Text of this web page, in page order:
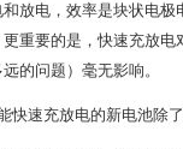
放电，效率是块状电
重要的是，快速充放
的问题）毫无影响。
速充放电的新电池除